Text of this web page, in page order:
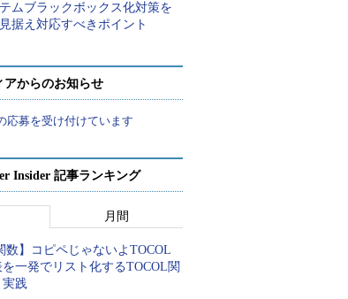
テムブラックボックス化対策を
見据え対応すべきポイント
アからのお知らせ
応募を受け付けています
Insider 記事ランキング
月間
数】コピペじゃないよTOCOL
一発でリスト化するTOCOL関
実践